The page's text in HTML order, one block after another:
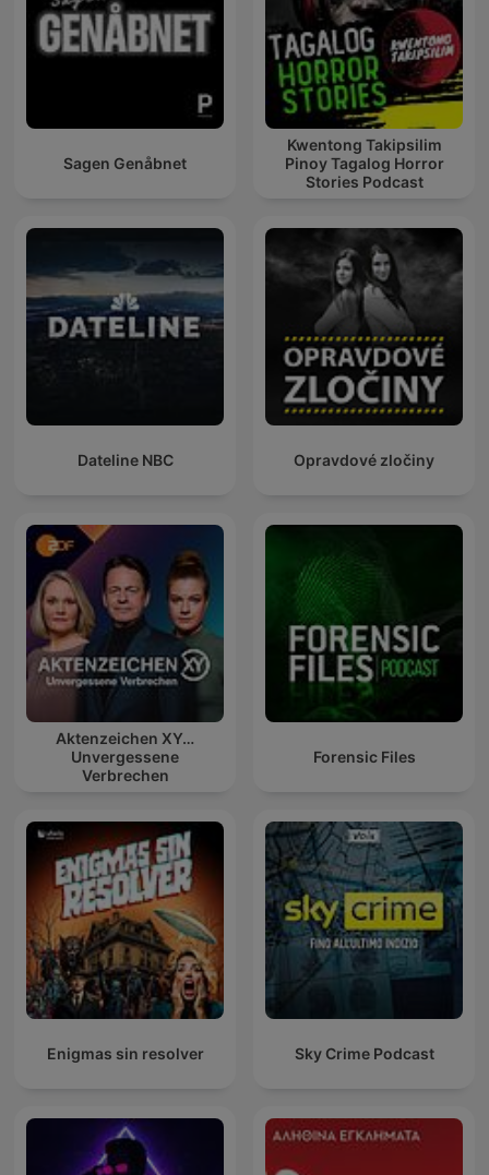
Sagen Genåbnet
Kwentong Takipsilim
Pinoy Tagalog Horror
Stories Podcast
Dateline NBC Opravdové zločiny
Aktenzeichen XY…
Unvergessene
Verbrechen
Forensic Files
Enigmas sin resolver Sky Crime Podcast